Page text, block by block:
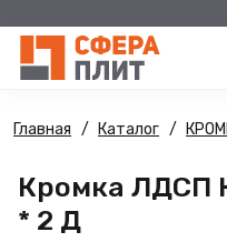
Главная Каталог
Кромка ЛДСП
* 2 Д